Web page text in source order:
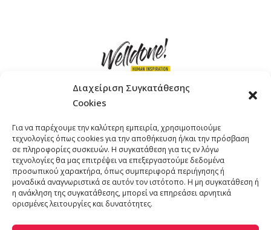
Διαχείριση Συγκατάθεσης
Cookies
Για να παρέχουμε την καλύτερη εμπειρία, χρησιμοποιούμε
τεχνολογίες όπως cookies για την αποθήκευση ή/και την πρόσβαση
σε πληροφορίες συσκευών. Η συγκατάθεση για τις εν λόγω
τεχνολογίες θα μας επιτρέψει να επεξεργαστούμε δεδομένα
προσωπικού χαρακτήρα, όπως συμπεριφορά περιήγησης ή
μοναδικά αναγνωριστικά σε αυτόν τον ιστότοπο. Η μη συγκατάθεση ή
η ανάκληση της συγκατάθεσης, μπορεί να επηρεάσει αρνητικά
ορισμένες λειτουργίες και δυνατότητες.
ΤΗΛΕΦΩΝΟ: +30 211 4021758
EMAIL:info@welldone.com.gr